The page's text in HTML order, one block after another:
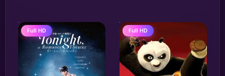
Full HD Full HD